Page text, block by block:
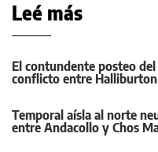
Leé más
El contundente posteo
conflicto entre
Temporal aísla al norte
entre Andacollo y Chos